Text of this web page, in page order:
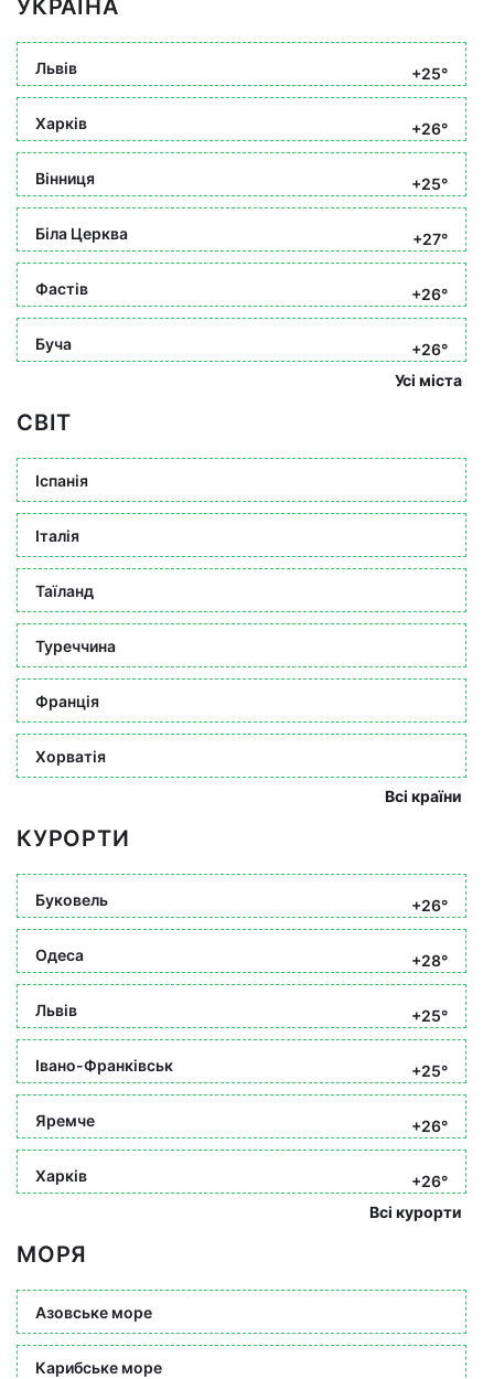
УКРАЇНА
Львів +25°
Харків +26°
Вінниця +25°
Біла Церква +27°
Фастів +26°
Буча
+26°
Усі міста
СВІТ
Іспанія
Італія
Таїланд
Туреччина
Франція
Хорватія
Всі країни
КУРОРТИ
Буковель +26°
Одеса +28°
Львів +25°
Івано-Франківськ +25°
Яремче +26°
Харків
+26°
Всі курорти
МОРЯ
Азовське море
Карибське море